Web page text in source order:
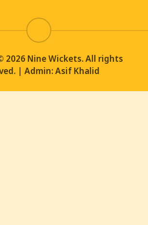
2026 Nine Wickets. All rights
| Admin: Asif Khalid